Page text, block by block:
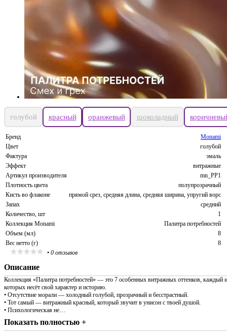
голубой красный оранжевый шоколадный
Бренд
Monami
Цвет
голубой
Фактура
эмаль
Эффект
витражные
Артикул производителя
mn_PP1
Плотность цвета
полупрозрачный
Кисть во флаконе
прямой срез, средняя длина, средняя ширина, упругий ворс
Запах
средний
Количество, шт
1
Коллекция Monami
Палитра потребностей
Объем (мл)
8
Вес нетто (г)
8
• 0 отзывов
Описание
Коллекция «Палитра потребностей» — это 7 особенных витражных оттенков, каждый
которых несёт свой характер и историю.
• Отсутствие морали — холодный голубой, прозрачный и бесстрастный.
• Тот самый — витражный красный, который звучит в унисон с твоей душой.
• Психологическая не…
Показать полностью +